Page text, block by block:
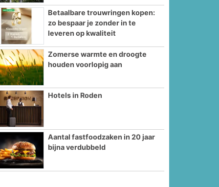
Betaalbare trouwringen kopen:
zo bespaar je zonder in te
leveren op kwaliteit
Zomerse warmte en droogte
houden voorlopig aan
Hotels in Roden
Aantal fastfoodzaken in 20 jaar
bijna verdubbeld